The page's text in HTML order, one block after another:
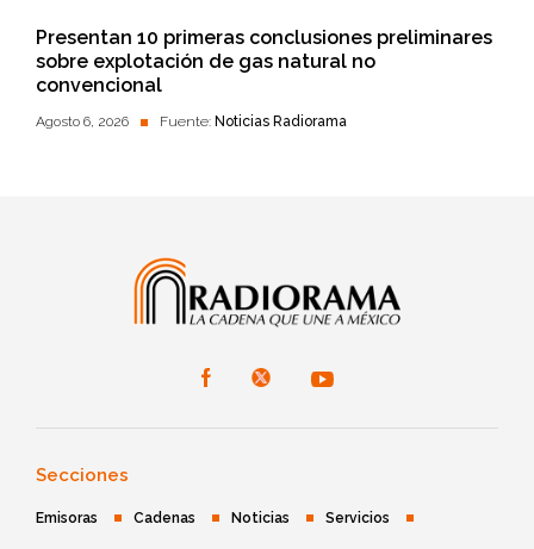
Presentan 10 primeras conclusiones preliminares
sobre explotación de gas natural no
convencional
Agosto 6, 2026 Fuente: Noticias Radiorama
Secciones
Emisoras Cadenas Noticias Servicios